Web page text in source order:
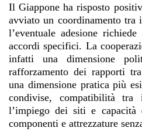
Il Giappone ha risposto
avviato un coordinamento tra
l’eventuale adesione
accordi specifici. La
infatti una dimensione
rafforzamento dei rapporti
una dimensione pratica più
condivise, compatibilità tra
l’impiego dei siti e
componenti e attrezzature